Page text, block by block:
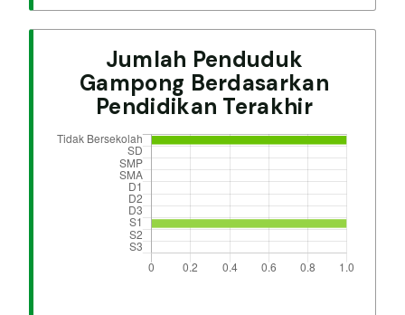
Jumlah Penduduk
Gampong Berdasarkan
Pendidikan Terakhir